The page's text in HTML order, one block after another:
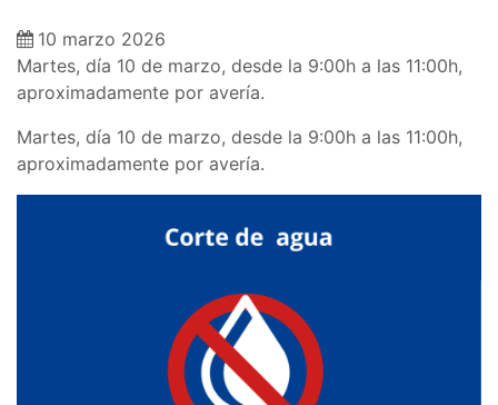
10 marzo 2026
Martes, día 10 de marzo, desde la 9:00h a las 11:00h,
aproximadamente por avería.
Martes, día 10 de marzo, desde la 9:00h a las 11:00h,
aproximadamente por avería.